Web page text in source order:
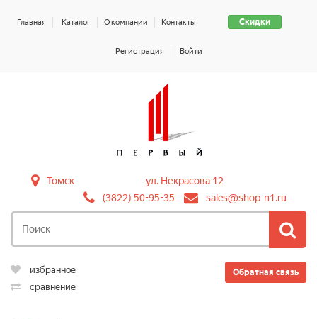
Скидки
Главная Каталог О компании Контакты
Регистрация Войти
Томск
ул. Некрасова 12
(3822) 50-95-35
sales@shop-n1.ru
Обратная связь
избранное
сравнение